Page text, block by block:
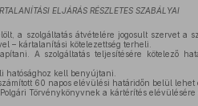
ELJÁRÁS RÉSZLETES SZABÁLYAI
a szolgáltatás átvételére jogosult szervet a
– kártalanítási kötelezettség terheli.
A szolgáltatás teljesítésére kötelező
hatósághoz kell benyújtani.
60 napos elévülési határidőn belül lehet
Törvénykönyvnek a kártérítés elévülésére